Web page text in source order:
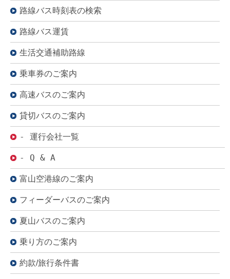
路線バス時刻表の検索
路線バス運賃
生活交通補助路線
乗車券のご案内
高速バスのご案内
貸切バスのご案内
- 運行会社一覧
- Q & A
富山空港線のご案内
フィーダーバスのご案内
夏山バスのご案内
乗り方のご案内
約款/旅行条件書